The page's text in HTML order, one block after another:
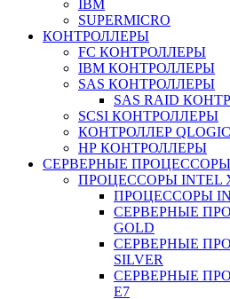
IBM
SUPERMICRO
КОНТРОЛЛЕРЫ
FC КОНТРОЛЛЕРЫ
IBM КОНТРОЛЛЕРЫ
SAS КОНТРОЛЛЕРЫ
SAS RAID
SCSI КОНТРОЛЛЕРЫ
КОНТРОЛЛЕР QLOGIC
НР КОНТРОЛЛЕРЫ
СЕРВЕРНЫЕ ПРОЦЕССОРЫ
ПРОЦЕССОРЫ INTEL
ПРОЦЕССОРЫ
СЕРВЕРНЫЕ
GOLD
СЕРВЕРНЫЕ
SILVER
СЕРВЕРНЫЕ
Е7